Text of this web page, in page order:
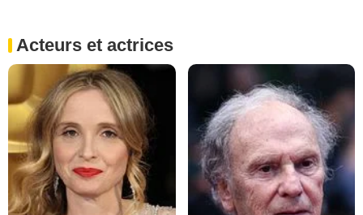
Acteurs et actrices